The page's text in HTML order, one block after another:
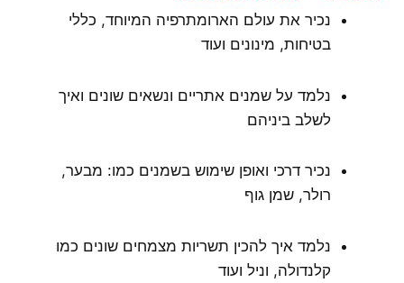
נכיר את עולם הארומתרפיה המיוחד, כללי
בטיחות, מינונים ועוד
נלמד על שמנים אתריים ונשאים שונים ואיך
לשלב ביניהם
נכיר דרכי ואופן שימוש בשמנים כמו: מבער,
רולר, שמן גוף
נלמד איך להכין תשריות מצמחים שונים כמו
קלנדולה, וניל ועוד